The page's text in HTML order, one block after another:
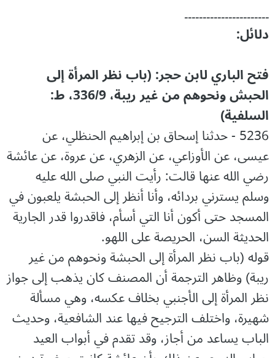
۔۔۔۔۔۔۔۔۔۔۔۔۔۔۔۔۔۔۔۔۔۔۔
دلائل:
فتح الباري لابن حجر: (باب نظر المرأة إلى
الحبش ونحوهم من غير ريبة، 336/9، ط:
السلفية)
5236 - حدثنا إسحاق بن إبراهيم الحنظلي، عن
عيسى، عن الأوزاعي، عن الزهري، عن عروة، عن عائشة
رضي الله عنها قالت: رأيت النبي صلى الله عليه
وسلم يسترني بردائه، وأنا أنظر إلى الحبشة يلعبون في
المسجد حتى أكون أنا التي أسأم، فاقدروا قدر الجارية
الحديثة السن، الحريصة على اللهو.
قوله (باب نظر المرأة إلى الحبشة ونحوهم من غير
ريبة) وظاهر الترجمة أن المصنف كان يذهب إلى جواز
نظر المرأة إلى الأجنبي بخلاف عكسه، وهي مسألة
شهيرة، واختلف الترجيح فيها عند الشافعية، وحديث
الباب يساعد من أجاز، وقد تقدم في أبواب العيد